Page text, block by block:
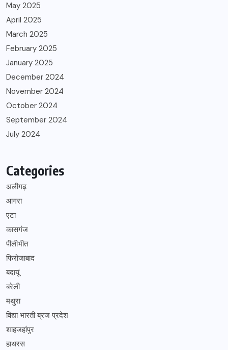
May 2025
April 2025
March 2025
February 2025
January 2025
December 2024
November 2024
October 2024
September 2024
July 2024
Categories
अलीगढ़
आगरा
एटा
कासगंज
पीलीभीत
फिरोजाबाद
बदायूं
बरेली
मथुरा
विद्या भारती ब्रज प्रदेश
शाहजहांपुर
हाथरस